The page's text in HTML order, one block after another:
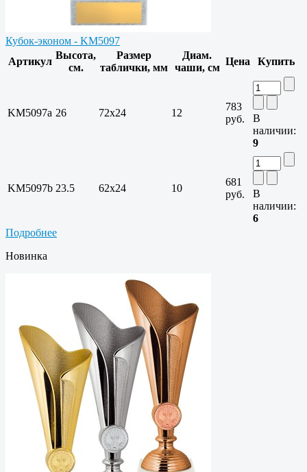
Кубок-эконом - KM5097
Артикул
Высота,
см.
Размер
таблички, мм
Диам.
чаши, см
Цена Купить
KM5097a 26 72x24 12
783
руб.
В
наличии:
9
KM5097b 23.5 62x24 10
681
руб.
В
наличии:
6
Подробнее
Новинка